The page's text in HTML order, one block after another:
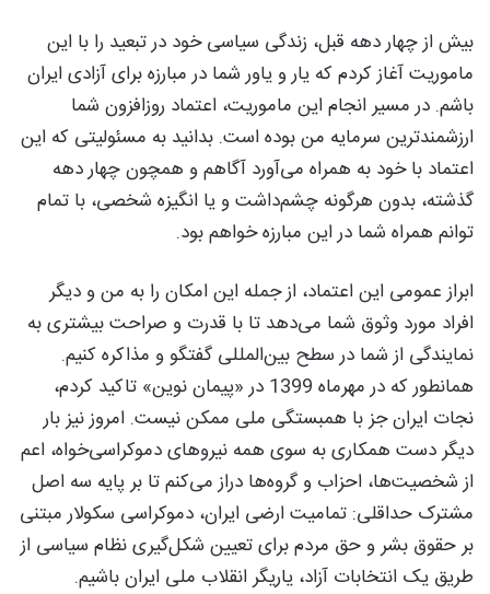
بیش از چهار دهه قبل، زندگی سیاسی خود در تبعید را با این
ماموریت آغاز کردم که یار و یاور شما در مبارزه برای آزادی ایران
باشم. در مسیر انجام این ماموریت، اعتماد روزافزون شما
ارزشمندترین سرمایه من بوده است. بدانید به مسئولیتی که این
اعتماد با خود به همراه می‌آورد آگاهم و همچون چهار دهه
گذشته، بدون هرگونه چشم‌داشت و یا انگیزه شخصی، با تمام
توانم همراه شما در این مبارزه خواهم بود.
ابراز عمومی این اعتماد، از جمله این امکان را به من و دیگر
افراد مورد وثوق شما می‌دهد تا با قدرت و صراحت بیشتری به
نمایندگی از شما در سطح بین‌المللی گفتگو و مذاکره کنیم.
همانطور که در مهرماه 1399 در «پیمان نوین» تاکید کردم،
نجات ایران جز با همبستگی ملی ممکن نیست. امروز نیز بار
دیگر دست همکاری به سوی همه نیروهای دموکراسی‌خواه، اعم
از شخصیت‌ها، احزاب و گروه‌ها دراز می‌کنم تا بر پایه سه اصل
مشترک حداقلی: تمامیت ارضی ایران، دموکراسی سکولار مبتنی
بر حقوق بشر و حق مردم برای تعیین شکل‌گیری نظام سیاسی از
طریق یک انتخابات آزاد، یاریگر انقلاب ملی ایران باشیم.